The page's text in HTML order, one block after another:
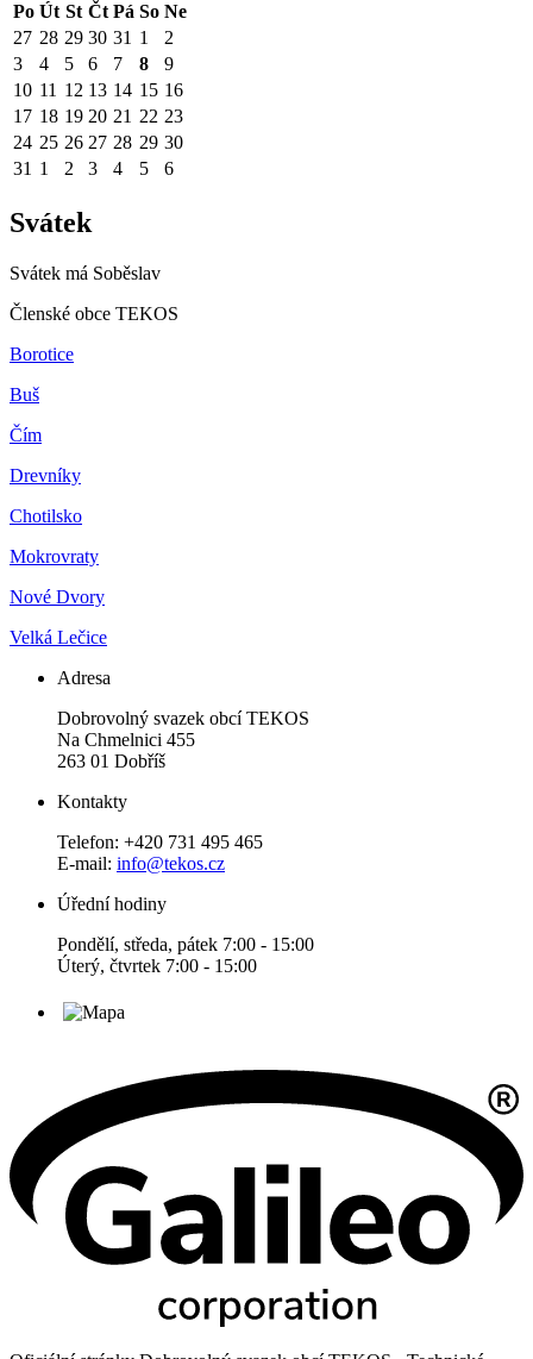
Po Út St Čt Pá So Ne
27 28 29 30 31 1
2
3
4 5 6 7 8
9
10 11 12 13 14 15 16
17 18 19 20 21 22 23
24 25 26 27 28 29 30
31 1 2 3 4 5 6
Svátek
Svátek má Soběslav
Členské obce TEKOS
Borotice
Buš
Čím
Drevníky
Chotilsko
Mokrovraty
Nové Dvory
Velká Lečice
Adresa
Dobrovolný svazek obcí TEKOS
Na Chmelnici 455
263 01 Dobříš
Kontakty
Telefon: +420 731 495 465
E-mail: info@tekos.cz
Úřední hodiny
Pondělí, středa, pátek 7:00 - 15:00
Úterý, čtvrtek 7:00 - 15:00